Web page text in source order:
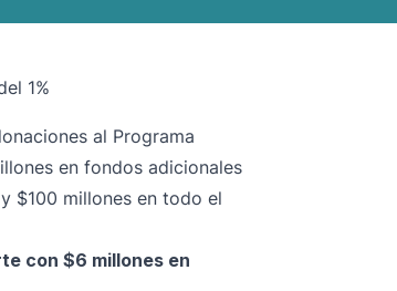
1%
al Programa
en fondos adicionales
$100 millones en todo el
con $6 millones en